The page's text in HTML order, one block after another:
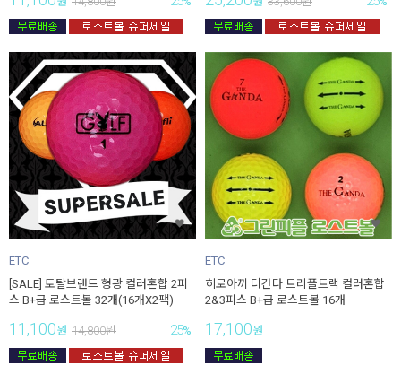
ETC
[SALE] 토탈브랜드 형광 컬러혼합 2피
스 B+급 로스트볼 32개(16개X2팩)
11,100원 14,800원 25%
ETC
히로아끼 더간다 트리플트랙 컬러혼합
2&3피스 B+급 로스트볼 16개
17,100원